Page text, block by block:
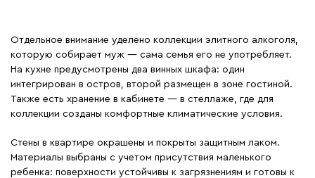
Отдельное внимание уделено коллекции элитного алкоголя,
которую собирает муж — сама семья его не употребляет.
На кухне предусмотрены два винных шкафа: один
интегрирован в остров, второй размещен в зоне гостиной.
Также есть хранение в кабинете — в стеллаже, где для
коллекции созданы комфортные климатические условия.
Стены в квартире окрашены и покрыты защитным лаком.
Материалы выбраны с учетом присутствия маленького
ребенка: поверхности устойчивы к загрязнениям и готовы к